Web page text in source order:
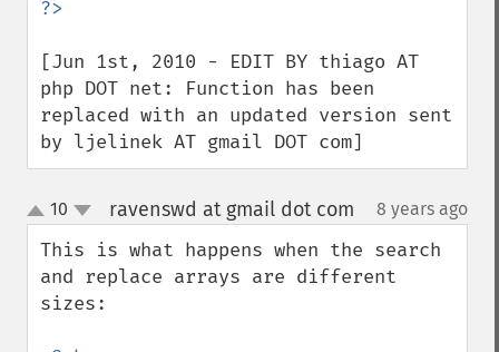
[Jun 1st, 2010 - EDIT BY thiago AT
php DOT net: Function has been
replaced with an updated version sent
by ljelinek AT gmail DOT com]
up
down
10 ravenswd at gmail dot com 8 years ago
This is what happens when the search
and replace arrays are different
sizes: